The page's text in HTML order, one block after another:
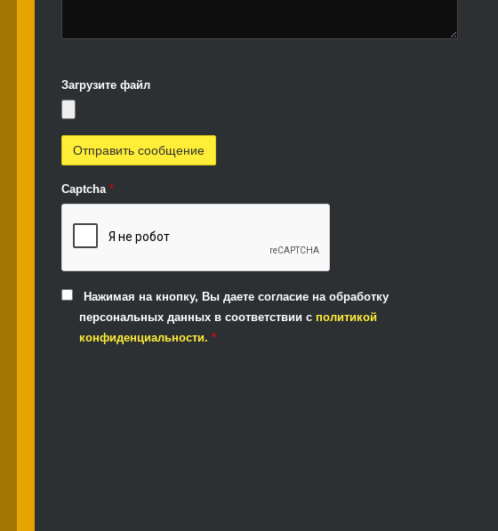
Загрузите файл
Captcha *
Нажимая на кнопку, Вы даете согласие на обработку
персональных данных в соответствии с политикой
конфиденциальности. *